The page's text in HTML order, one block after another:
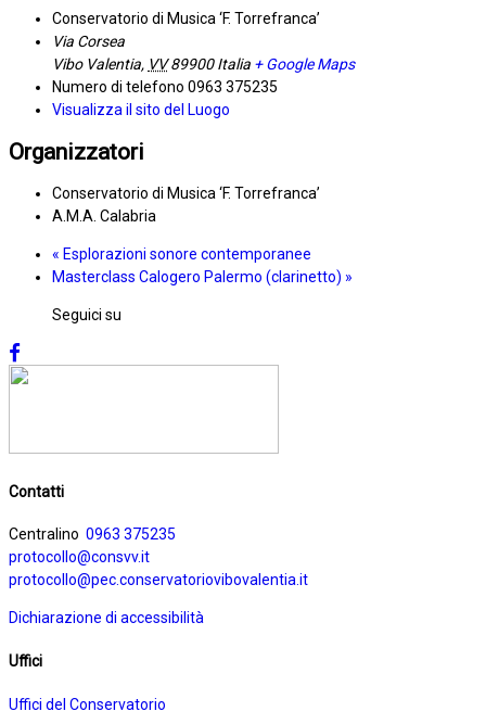
Conservatorio di Musica ‘F. Torrefranca’
Via Corsea
Vibo Valentia, VV 89900 Italia + Google Maps
Numero di telefono 0963 375235
Visualizza il sito del Luogo
Organizzatori
Conservatorio di Musica ‘F. Torrefranca’
A.M.A. Calabria
« Esplorazioni sonore contemporanee
Masterclass Calogero Palermo (clarinetto) »
Seguici su
Contatti
Centralino 0963 375235
protocollo@consvv.it
protocollo@pec.conservatoriovibovalentia.it
Dichiarazione di accessibilità
Uffici
Uffici del Conservatorio